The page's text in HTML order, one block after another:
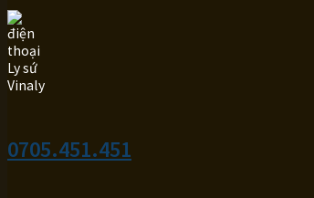
0705.451.451